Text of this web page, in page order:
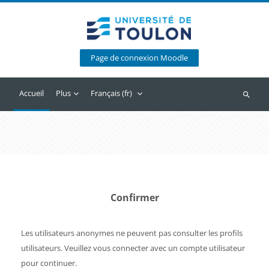
Page de connexion Moodle
Accueil Plus Français ‎(fr)‎
Confirmer
Les utilisateurs anonymes ne peuvent pas consulter les profils
utilisateurs. Veuillez vous connecter avec un compte utilisateur
pour continuer.